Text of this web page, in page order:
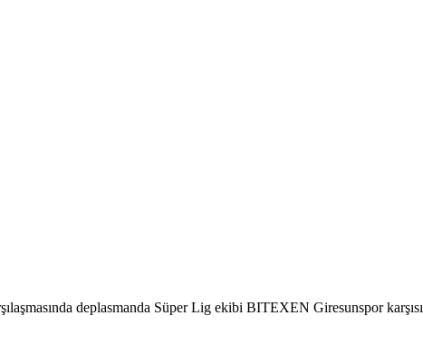
deplasmanda Süper Lig ekibi BITEXEN Giresunspor